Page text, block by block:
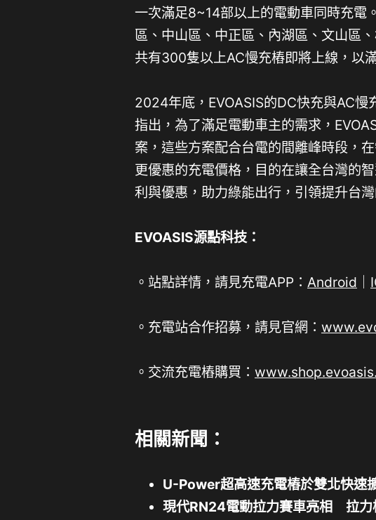
一次滿足8~14部以上的電動車同時充電
區、中山區、中正區、內湖區、文山區
共有300隻以上AC慢充樁即將上線，以
2024年底，EVOASIS的DC快充與AC
指出，為了滿足電動車主的需求，
案，這些方案配合台電的間離峰時段，
更優惠的充電價格，目的在讓全台灣的
利與優惠，助力綠能出行，引領提升台
EVOASIS源點科技：
。站點詳情，請見充電APP： Android
。充電站合作招募，請見官網：
。交流充電樁購買：
相關新聞：
U-Power超高速充電樁於雙北快速
現代RN24電動拉力賽車亮相 拉力